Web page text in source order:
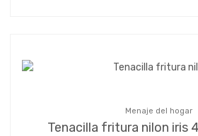
Menaje del hogar
Tenacilla fritura nilon iris